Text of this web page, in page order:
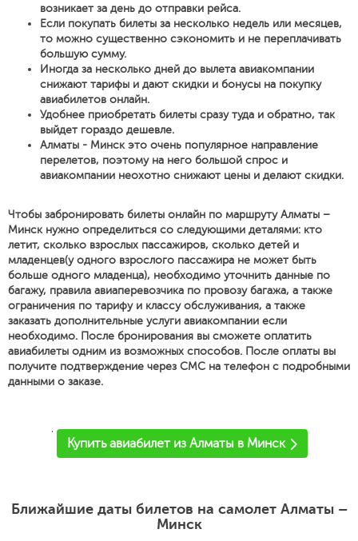
возникает за день до отправки рейса.
Если покупать билеты за несколько недель или месяцев,
то можно существенно сэкономить и не переплачивать
большую сумму.
Иногда за несколько дней до вылета авиакомпании
снижают тарифы и дают скидки и бонусы на покупку
авиабилетов онлайн.
Удобнее приобретать билеты сразу туда и обратно, так
выйдет гораздо дешевле.
Алматы - Минск это очень популярное направление
перелетов, поэтому на него большой спрос и
авиакомпании неохотно снижают цены и делают скидки.
Чтобы забронировать билеты онлайн по маршруту Алматы –
Минск нужно определиться со следующими деталями: кто
летит, сколько взрослых пассажиров, сколько детей и
младенцев(у одного взрослого пассажира не может быть
больше одного младенца), необходимо уточнить данные по
багажу, правила авиаперевозчика по провозу багажа, а также
ограничения по тарифу и классу обслуживания, а также
заказать дополнительные услуги авиакомпании если
необходимо. После бронирования вы сможете оплатить
авиабилеты одним из возможных способов. После оплаты вы
получите подтверждение через СМС на телефон с подробными
данными о заказе.
'
Купить авиабилет из Алматы в Минск
Ближайшие даты билетов на самолет Алматы –
Минск